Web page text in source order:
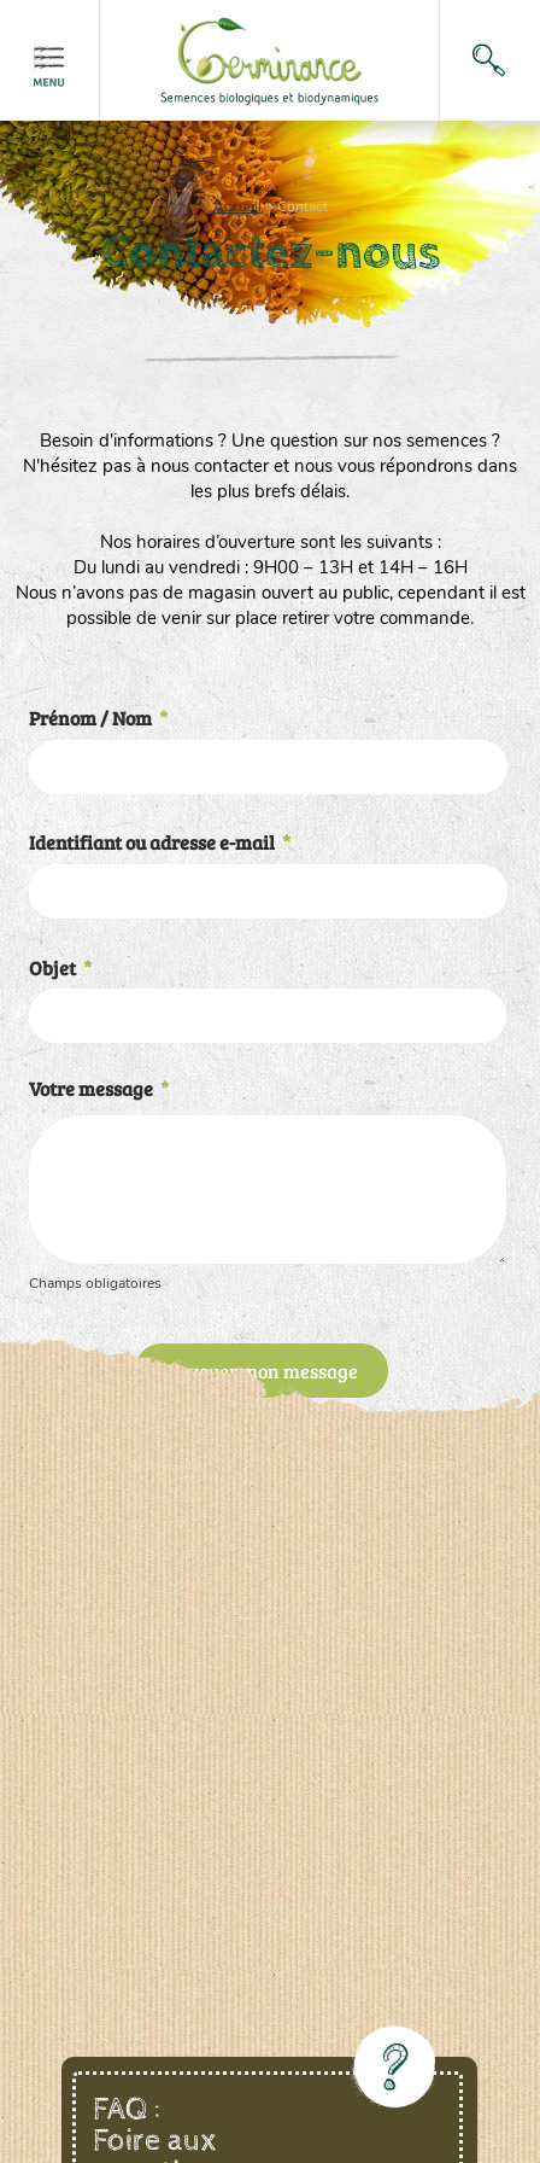
Accueil>Contact
Contactez-nous
Besoin d'informations ? Une question sur nos semences ?
N'hésitez pas à nous contacter et nous vous répondrons dans
les plus brefs délais.
Nos horaires d’ouverture sont les suivants :
Du lundi au vendredi : 9H00 – 13H et 14H – 16H
Nous n’avons pas de magasin ouvert au public, cependant il est
possible de venir sur place retirer votre commande.
Prénom / Nom *
Identifiant ou adresse e-mail *
Objet *
Votre message *
Champs obligatoires
Envoyer mon message
FAQ :
Foire aux